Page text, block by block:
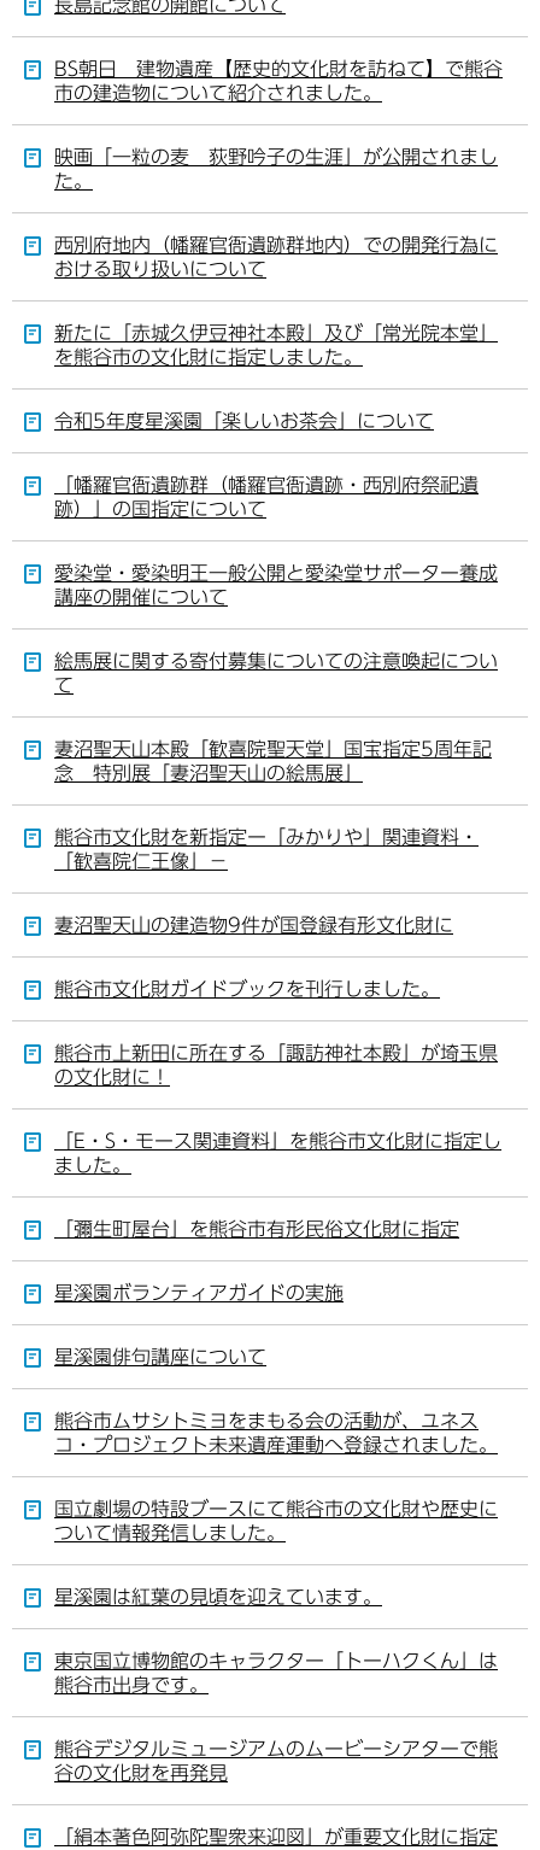
長島記念館の開館について
BS朝日 建物遺産【歴史的文化財を訪ねて】で熊谷
市の建造物について紹介されました。
映画「一粒の麦 荻野吟子の生涯」が公開されまし
た。
西別府地内（幡羅官衙遺跡群地内）での開発行為に
おける取り扱いについて
新たに「赤城久伊豆神社本殿」及び「常光院本堂」
を熊谷市の文化財に指定しました。
令和5年度星溪園「楽しいお茶会」について
「幡羅官衙遺跡群（幡羅官衙遺跡・西別府祭祀遺
跡）」の国指定について
愛染堂・愛染明王一般公開と愛染堂サポーター養成
講座の開催について
絵馬展に関する寄付募集についての注意喚起につい
て
妻沼聖天山本殿「歓喜院聖天堂」国宝指定5周年記
念 特別展「妻沼聖天山の絵馬展」
熊谷市文化財を新指定ー「みかりや」関連資料・
「歓喜院仁王像」－
妻沼聖天山の建造物9件が国登録有形文化財に
熊谷市文化財ガイドブックを刊行しました。
熊谷市上新田に所在する「諏訪神社本殿」が埼玉県
の文化財に！
「E・S・モース関連資料」を熊谷市文化財に指定し
ました。
「彌生町屋台」を熊谷市有形民俗文化財に指定
星溪園ボランティアガイドの実施
星溪園俳句講座について
熊谷市ムサシトミヨをまもる会の活動が、ユネス
コ・プロジェクト未来遺産運動へ登録されました。
国立劇場の特設ブースにて熊谷市の文化財や歴史に
ついて情報発信しました。
星溪園は紅葉の見頃を迎えています。
東京国立博物館のキャラクター「トーハクくん」は
熊谷市出身です。
熊谷デジタルミュージアムのムービーシアターで熊
谷の文化財を再発見
「絹本著色阿弥陀聖衆来迎図」が重要文化財に指定